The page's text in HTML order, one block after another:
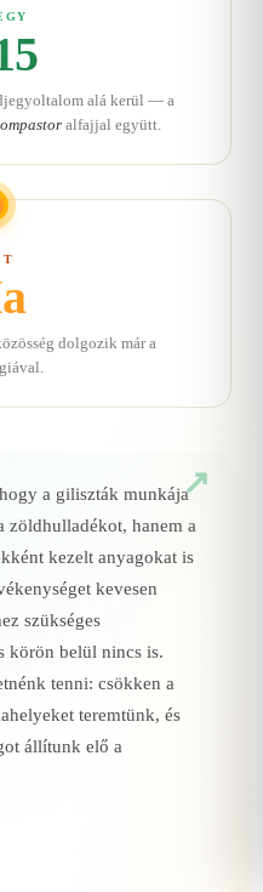
alá kerül — a
alfajjal együtt.
dolgozik már a
a giliszták munkája
hanem a
kezelt anyagokat is
kevesen
szükséges
körön belül nincs is.
tenni: csökken a
teremtünk, és
állítunk elő a